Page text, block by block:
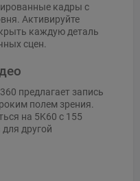
кадры с
Активируйте
каждую деталь
сцен.
предлагает запись
полем зрения.
на 5K60 с 155
другой